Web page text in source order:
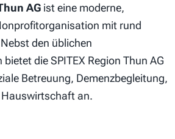
AG ist eine moderne,
mit rund
den üblichen
die SPITEX Region Thun AG
Betreuung, Demenzbegleitung,
Hauswirtschaft an.